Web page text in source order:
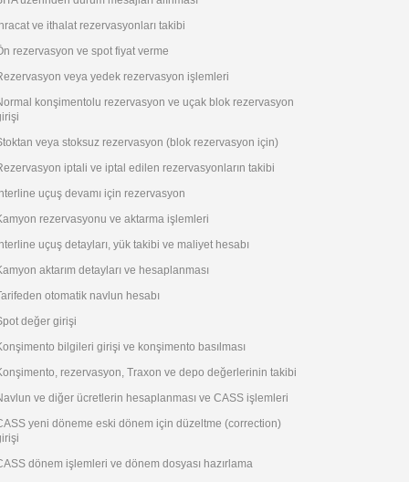
ve ithalat rezervasyonları takibi
rezervasyon ve spot fiyat verme
veya yedek rezervasyon işlemleri
konşimentolu rezervasyon ve uçak blok rezervasyon
veya stoksuz rezervasyon (blok rezervasyon için)
iptali ve iptal edilen rezervasyonların takibi
uçuş devamı için rezervasyon
rezervasyonu ve aktarma işlemleri
uçuş detayları, yük takibi ve maliyet hesabı
aktarım detayları ve hesaplanması
otomatik navlun hesabı
değer girişi
bilgileri girişi ve konşimento basılması
rezervasyon, Traxon ve depo değerlerinin takibi
ve diğer ücretlerin hesaplanması ve CASS işlemleri
yeni döneme eski dönem için düzeltme (correction)
dönem işlemleri ve dönem dosyası hazırlama